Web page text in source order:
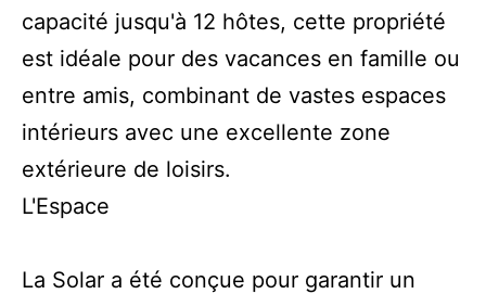
capacité jusqu'à 12 hôtes, cette propriété
est idéale pour des vacances en famille ou
entre amis, combinant de vastes espaces
intérieurs avec une excellente zone
extérieure de loisirs.
L'Espace
La Solar a été conçue pour garantir un